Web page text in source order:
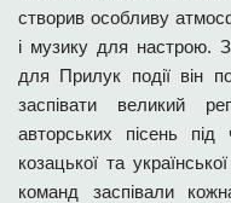
створив особливу
і музику для настрою.
для Прилук події він
заспівати великий
авторських пісень
козацької та
команд заспівали